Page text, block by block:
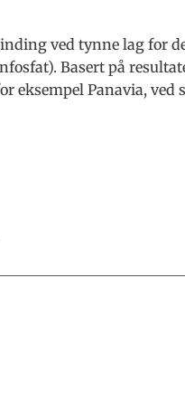
ved tynne lag for
Basert på
eksempel Panavia,